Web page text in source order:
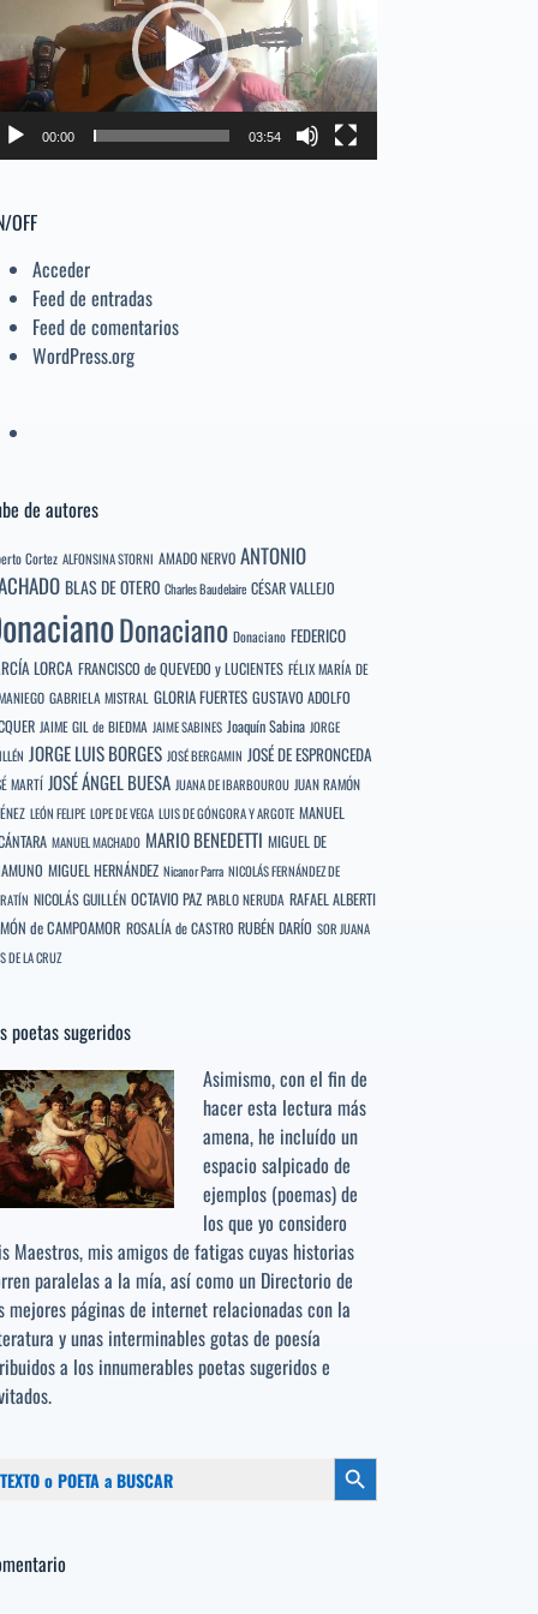
volumen.
00:00 03:54
OFF
Acceder
Feed de entradas
Feed de comentarios
WordPress.org
de autores
Cortez ALFONSINA STORNI AMADO NERVO ANTONIO
BLAS DE OTERO Charles Baudelaire CÉSAR VALLEJO
Donaciano Donaciano FEDERICO
LORCA FRANCISCO de QUEVEDO y LUCIENTES FÉLIX MARÍA DE
GABRIELA MISTRAL GLORIA FUERTES GUSTAVO ADOLFO
JAIME GIL de BIEDMA JAIME SABINES Joaquín Sabina JORGE
JORGE LUIS BORGES JOSÉ BERGAMIN JOSÉ DE ESPRONCEDA
MARTÍ JOSÉ ÁNGEL BUESA JUANA DE IBARBOUROU JUAN RAMÓN
LEÓN FELIPE LOPE DE VEGA LUIS DE GÓNGORA Y ARGOTE MANUEL
MANUEL MACHADO MARIO BENEDETTI MIGUEL DE
MIGUEL HERNÁNDEZ Nicanor Parra NICOLÁS FERNÁNDEZ DE
NICOLÁS GUILLÉN OCTAVIO PAZ PABLO NERUDA RAFAEL ALBERTI
de CAMPOAMOR ROSALÍA de CASTRO RUBÉN DARÍO SOR JUANA
DE LA CRUZ
poetas sugeridos
Asimismo, con el fin de
hacer esta lectura más
amena, he incluído un
espacio salpicado de
ejemplos (poemas) de
los que yo considero
Maestros, mis amigos de fatigas cuyas historias
paralelas a la mía, así como un Directorio de
mejores páginas de internet relacionadas con la
y unas interminables gotas de poesía
a los innumerables poetas sugeridose
Botón de búsqueda